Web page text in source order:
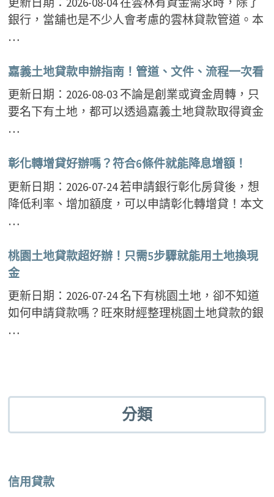
銀行，當舖也是不少人會考慮的雲林貸款管道。本
…
嘉義土地貸款申辦指南！管道、文件、流程一次看
更新日期：2026-08-03 不論是創業或資金周轉，只
要名下有土地，都可以透過嘉義土地貸款取得資金
…
彰化轉增貸好辦嗎？符合6條件就能降息增額！
更新日期：2026-07-24 若申請銀行彰化房貸後，想
降低利率、增加額度，可以申請彰化轉增貸！本文
…
桃園土地貸款超好辦！只需5步驟就能用土地換現
金
更新日期：2026-07-24 名下有桃園土地，卻不知道
如何申請貸款嗎？旺來財經整理桃園土地貸款的銀
…
分類
信用貸款